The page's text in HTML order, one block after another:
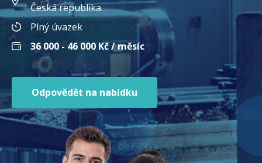
Česká republika
Plný úvazek
36 000 - 46 000 Kč / měsíc
Odpovědět na nabídku